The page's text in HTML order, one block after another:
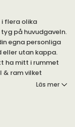
flera olika
på huvudgaveln.
egna personliga
eller utan kappa.
ha mitt i rummet
& ram vilket
samt 180x200 cm.
Läs mer